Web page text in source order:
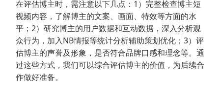
在评估博主时，需注意以下几点：1）完整检查博主短
视频内容，了解博主的文案、画面、特效等方面的水
平；2）研究博主的用户数据和互动数据，深入分析观
众行为，加入NB情报等统计分析辅助策划优化；3）评
估博主的声誉及形象，是否符合品牌口感和理念等。通
过这些方式，我们可以综合评估博主的价值，为后续合
作做好准备。